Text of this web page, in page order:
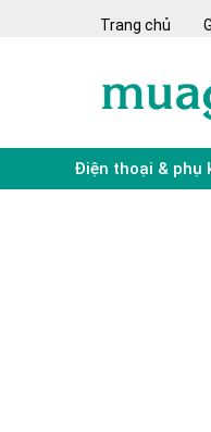
Trang chủ
Điện thoại & phụ